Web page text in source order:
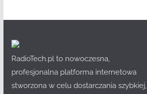
RadioTech.pl to nowoczesna,
profesjonalna platforma internetowa
stworzona w celu dostarczania szybkiej,